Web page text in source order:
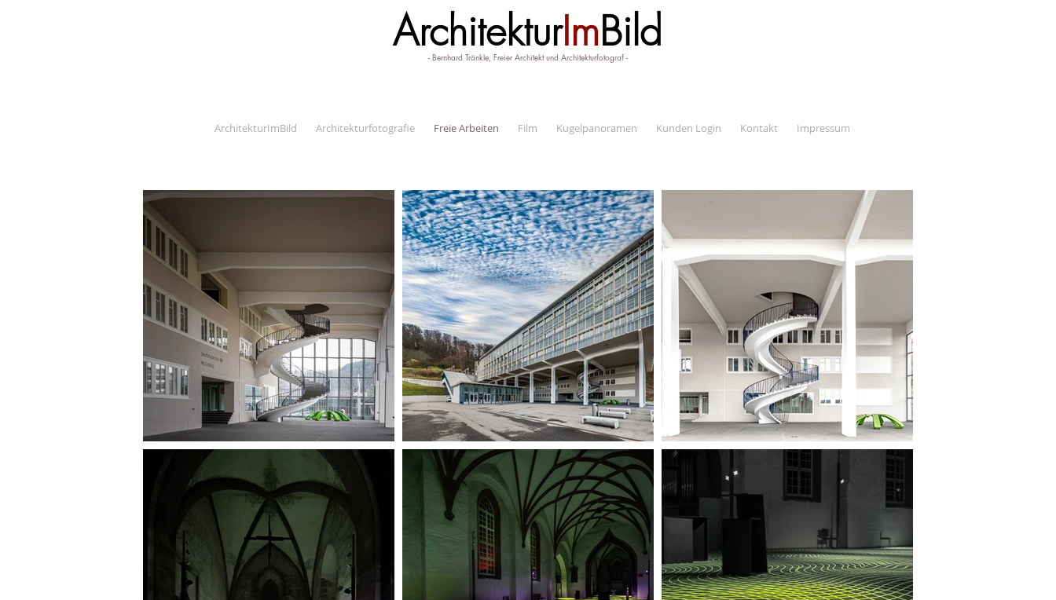
ArchitekturImBild
- Bernhard Tränkle, Freier Architekt und Architekturfotograf -
ArchitekturImBild Architekturfotografie Freie Arbeiten Film Kugelpanoramen Kunden Login Kontakt Impressum